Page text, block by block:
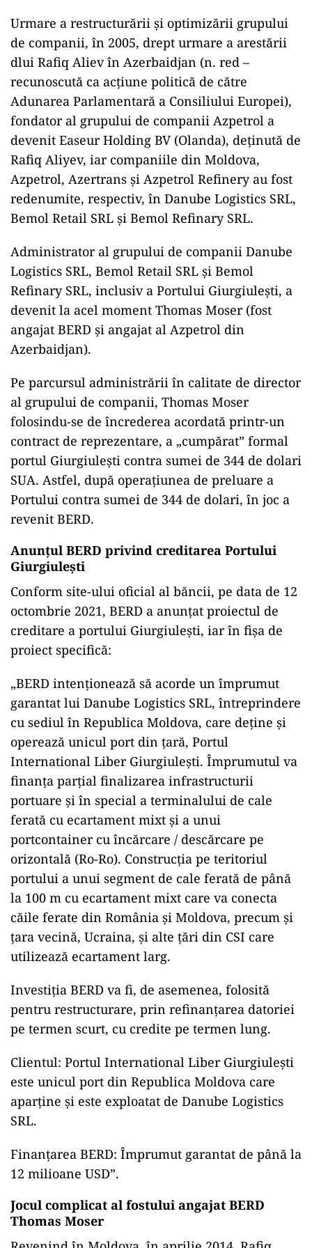
Urmare a restructurării și optimizării grupului
de companii, în 2005, drept urmare a arestării
dlui Rafiq Aliev în Azerbaidjan (n. red –
recunoscută ca acțiune politică de către
Adunarea Parlamentară a Consiliului Europei),
fondator al grupului de companii Azpetrol a
devenit Easeur Holding BV (Olanda), deținută de
Rafiq Aliyev, iar companiile din Moldova,
Azpetrol, Azertrans și Azpetrol Refinery au fost
redenumite, respectiv, în Danube Logistics SRL,
Bemol Retail SRL și Bemol Refinary SRL.
Administrator al grupului de companii Danube
Logistics SRL, Bemol Retail SRL și Bemol
Refinary SRL, inclusiv a Portului Giurgiulești, a
devenit la acel moment Thomas Moser (fost
angajat BERD și angajat al Azpetrol din
Azerbaidjan).
Pe parcursul administrării în calitate de director
al grupului de companii, Thomas Moser
folosindu-se de încrederea acordată printr-un
contract de reprezentare, a „cumpărat” formal
portul Giurgiulești contra sumei de 344 de dolari
SUA. Astfel, după operațiunea de preluare a
Portului contra sumei de 344 de dolari, în joc a
revenit BERD.
Anunțul BERD privind creditarea Portului
Giurgiulești
Conform site-ului oficial al băncii, pe data de 12
octombrie 2021, BERD a anunțat proiectul de
creditare a portului Giurgiulești, iar în fișa de
proiect specifică:
„BERD intenționează să acorde un împrumut
garantat lui Danube Logistics SRL, întreprindere
cu sediul în Republica Moldova, care deține și
operează unicul port din țară, Portul
International Liber Giurgiulești. Împrumutul va
finanța parțial finalizarea infrastructurii
portuare și în special a terminalului de cale
ferată cu ecartament mixt și a unui
portcontainer cu încărcare / descărcare pe
orizontală (Ro-Ro). Construcția pe teritoriul
portului a unui segment de cale ferată de până
la 100 m cu ecartament mixt care va conecta
căile ferate din România și Moldova, precum și
țara vecină, Ucraina, și alte țări din CSI care
utilizează ecartament larg.
Investiția BERD va fi, de asemenea, folosită
pentru restructurare, prin refinanțarea datoriei
pe termen scurt, cu credite pe termen lung.
Clientul: Portul International Liber Giurgiulești
este unicul port din Republica Moldova care
aparține și este exploatat de Danube Logistics
SRL.
Finanțarea BERD: Împrumut garantat de până la
12 milioane USD”.
Jocul complicat al fostului angajat BERD
Thomas Moser